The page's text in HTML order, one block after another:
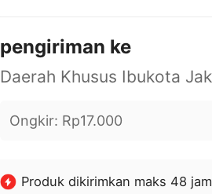
pengiriman ke
Ongkir: Rp17.000
Produk dikirimkan maks 48 jam